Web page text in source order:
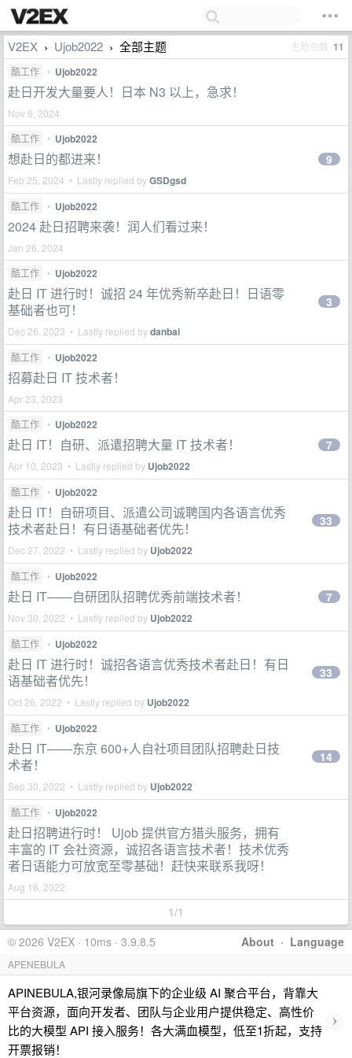
V2EX › Ujob2022 › 全部主题 主题总数 11
酷工作 • Ujob2022
赴日开发大量要人！日本 N3 以上，急求！
Nov 6, 2024
酷工作
• Ujob2022
想赴日的都进来！
Feb 25, 2024 • Lastly replied byGSDgsd
9
酷工作 • Ujob2022
2024 赴日招聘来袭！润人们看过来！
Jan 26, 2024
酷工作
• Ujob2022
赴日 IT 进行时！诚招 24 年优秀新卒赴日！日语零
基础者也可！
Dec 26, 2023 • Lastly replied bydanbai
3
酷工作 • Ujob2022
招募赴日 IT 技术者！
Apr 23, 2023
酷工作
• Ujob2022
赴日 IT！自研、派遣招聘大量 IT 技术者！
Apr 10, 2023 • Lastly replied by Ujob2022
7
酷工作 • Ujob2022
赴日 IT！自研项目、派遣公司诚聘国内各语言优秀
技术者赴日！有日语基础者优先！
Dec 27, 2022 • Lastly replied by Ujob2022
33
酷工作 • Ujob2022
赴日 IT——自研团队招聘优秀前端技术者！
Nov 30, 2022 • Lastly replied by Ujob2022
7
酷工作 • Ujob2022
赴日 IT 进行时！诚招各语言优秀技术者赴日！有日
语基础者优先！
Oct 26, 2022 • Lastly replied by Ujob2022
33
酷工作 • Ujob2022
赴日 IT——东京 600+人自社项目团队招聘赴日技
术者！
Sep 30, 2022 • Lastly replied by Ujob2022
14
酷工作 • Ujob2022
赴日招聘进行时！ Ujob 提供官方猎头服务，拥有
丰富的 IT 会社资源，诚招各语言技术者！技术优秀
者日语能力可放宽至零基础！赶快来联系我呀！
Aug 16, 2022
1/1
About · Language
© 2026 V2EX · 10ms · 3.9.8.5
APENEBULA
APINEBULA,银河录像局旗下的企业级 AI 聚合平台，背靠大
平台资源，面向开发者、团队与企业用户提供稳定、高性价
比的大模型 API 接入服务！各大满血模型，低至1折起，支持
开票报销！
›